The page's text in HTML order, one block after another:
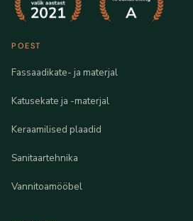
POEST
Fassaadikate- ja materjal
Katusekate ja -materjal
Keraamilised plaadid
Sanitaartehnika
Vannitoamööbel